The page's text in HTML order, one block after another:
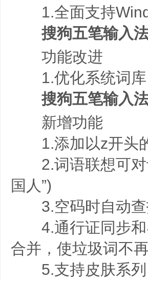
1.全面支持
搜狗五笔输入
功能改进
1.优化系统词库
搜狗五笔输入
新增功能
1.添加以z开头的
2.词语联想可对
国人”)
3.空码时自动查
4.通行证同步和
合并，使垃圾词不
5.支持皮肤系列